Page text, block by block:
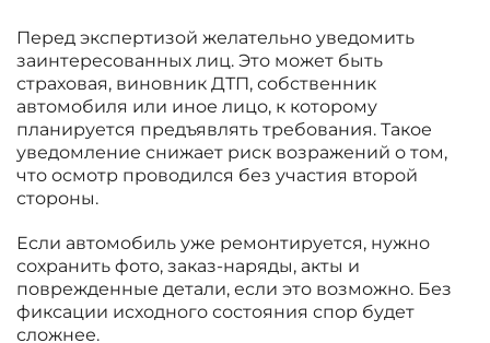
Перед экспертизой желательно уведомить
заинтересованных лиц. Это может быть
страховая, виновник ДТП, собственник
автомобиля или иное лицо, к которому
планируется предъявлять требования. Такое
уведомление снижает риск возражений о том,
что осмотр проводился без участия второй
стороны.
Если автомобиль уже ремонтируется, нужно
сохранить фото, заказ-наряды, акты и
поврежденные детали, если это возможно. Без
фиксации исходного состояния спор будет
сложнее.